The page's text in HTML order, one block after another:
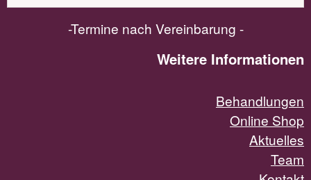
-Termine nach Vereinbarung -
Weitere Informationen
Behandlungen
Online Shop
Aktuelles
Team